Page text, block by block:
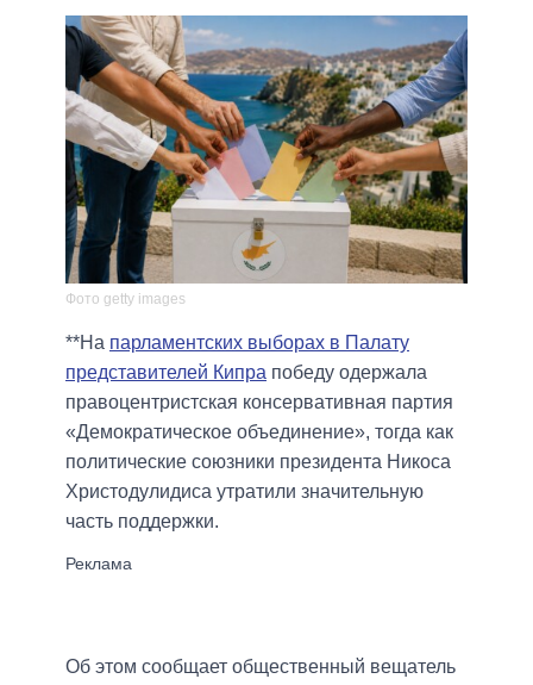
Фото getty images
**На парламентских выборах в Палату
представителей Кипра победу одержала
правоцентристская консервативная партия
«Демократическое объединение», тогда как
политические союзники президента Никоса
Христодулидиса утратили значительную
часть поддержки.
Об этом сообщает общественный вещатель